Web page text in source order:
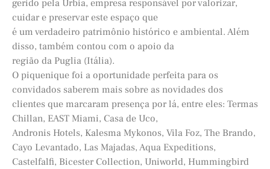
gerido pela Urbia, empresa responsável por valorizar,
cuidar e preservar este espaço que
é um verdadeiro patrimônio histórico e ambiental. Além
disso, também contou com o apoio da
região da Puglia (Itália).
O piquenique foi a oportunidade perfeita para os
convidados saberem mais sobre as novidades dos
clientes que marcaram presença por lá, entre eles: Termas
Chillan, EAST Miami, Casa de Uco,
Andronis Hotels, Kalesma Mykonos, Vila Foz, The Brando,
Cayo Levantado, Las Majadas, Aqua Expeditions,
Castelfalfi, Bicester Collection, Uniworld, Hummingbird